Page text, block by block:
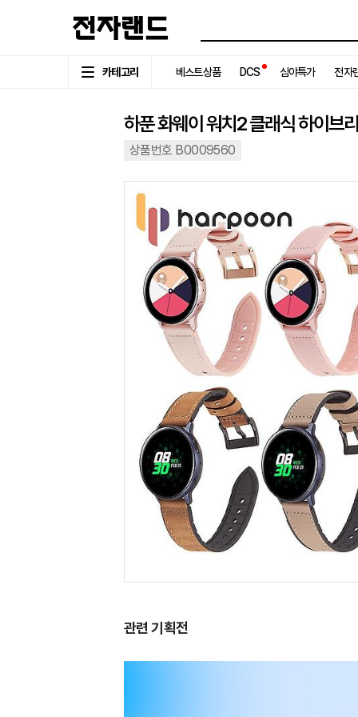
카테고리 베스트상품 DCS 심야특가 전자
하푼 화웨이 워치2 클래식 하이브
상품번호 B0009560
관련 기획전